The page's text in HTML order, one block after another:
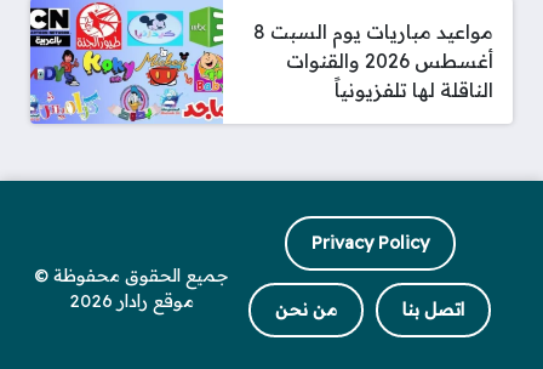
مواعيد مباريات يوم السبت 8
أغسطس 2026 والقنوات
الناقلة لها تلفزيونياً
Privacy Policy
اتصل بنا من نحن
جميع الحقوق محفوظة ©
موقع رادار 2026